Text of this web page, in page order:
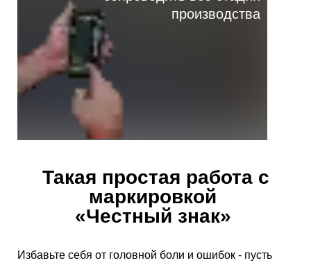
производства
Контроль процессов в реальном времени
Такая простая работа с
маркировкой
«Честный знак»
Избавьте себя от головной боли и ошибок - пусть